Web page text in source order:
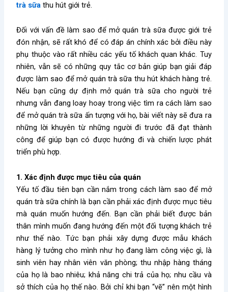
trà sữathu hút giới trẻ.
Đối với vấn đề làm sao để mở quán trà sữađược giới trẻ
đón nhận, sẽ rất khó để có đáp án chính xác bởi điều này
phụ thuộc vào rất nhiều các yếu tố khách quan khác. Tuy
nhiên, vẫn sẽ có những quy tắc cơ bản giúp bạn giải đáp
được làm sao để mở quán trà sữa thu hút khách hàng trẻ.
Nếu bạn cũng dự định mở quán trà sữa cho người trẻ
nhưng vẫn đang loay hoay trong việc tìm ra cách làm sao
để mở quán trà sữa ấn tượng với họ, bài viết này sẽ đưa ra
những lời khuyên từ những người đi trước đã đạt thành
công để giúp bạn có được hướng đi và chiến lược phát
triển phù hợp.
1. Xác định được mục tiêu của quán
Yếu tố đầu tiên bạn cần nắm trong cáchlàm sao để mở
quán trà sữachính là bạn cần phải xác định được mục tiêu
mà quán muốn hướng đến. Bạn cần phải biết được bản
thân mình muốn đang hướng đến một đối tượng khách trẻ
như thế nào. Tức bạn phải xây dựng được mẫu khách
hàng lý tưởng cho mình như họ đang làm công việc gì, là
sinh viên hay nhân viên văn phòng; thu nhập hàng tháng
của họ là bao nhiêu; khả năng chi trả của họ; nhu cầu và
sở thích của họ thế nào. Bởi chỉ khi bạn “vẽ” nên một hình